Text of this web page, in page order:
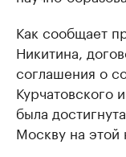
Как сообщает
Никитина,
соглашения о
Курчатовского
была
Москву на этой